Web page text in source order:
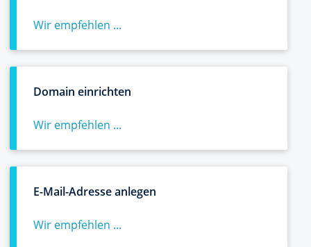
Wir empfehlen ...
Domain einrichten
Wir empfehlen ...
E-Mail-Adresse anlegen
Wir empfehlen ...